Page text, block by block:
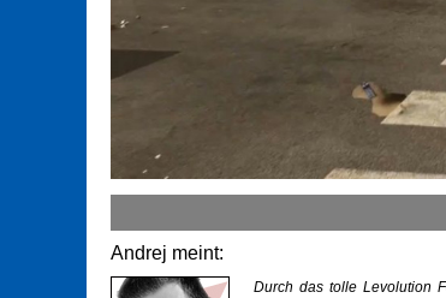
Andrej meint:
Durch das tolle Levolution